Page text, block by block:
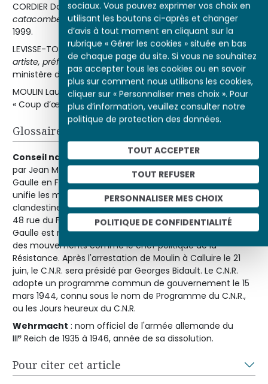
sociaux. Vous pouvez exprimer vos choix en
utilisant les boutons ci-après et changer
d’avis à tout moment en cliquant sur la
rubrique « Gérer les cookies » située en bas
de chaque page du site. Si vous ne souhaitez
pas accepter tous les cookies ou en savoir
plus sur comment nous utilisons les cookies,
cliquer sur « Personnaliser mes choix ». Pour
plus d’information, veuillez consulter notre
politique de protection des données.
TOUT ACCEPTER
TOUT REFUSER
PERSONNALISER MES CHOIX
POLITIQUE DE CONFIDENTIALITÉ
CORDIER Daniel,Jean Moulin : la République des
catacombes
, Paris, Gallimard, coll. « La suite des temps »,
1999.
LEVISSE-TOUZÉ Christine, VEILLON Dominique,Jean Moulin :
artiste, préfet, résistant (1899-1943), Paris, Tallandier /
ministère de la Défense, 2013.
MOULIN Laure,Jean Moulin, Paris, Presses de la Cité, coll.
« Coup d’œil », 1969.
Glossaire
Conseil national de la Résistance (C.N.R.): organisé
par Jean Moulin, représentant officiel du général de
Gaulle en France, le Conseil national de la Résistance
unifie les mouvements de résistances intérieures et
clandestines. Il se réunit la première fois le 27 mai 1943 au
48 rue du Four, à Paris, il est présidé par Jean Moulin. De
Gaulle est reconnu par l'ensemble des 17 représentants
des mouvements comme le chef politique de la
Résistance. Après l'arrestation de Moulin à Calluire le 21
juin, le C.N.R. sera présidé par Georges Bidault. Le C.N.R.
adopte un programme commun de gouvernement le 15
mars 1944, connu sous le nom de Programme du C.N.R.,
ou les Jours heureux du C.N.R.
Wehrmacht : nom officiel de l'armée allemande du
IIIe Reich de 1935 à 1946, année de sa dissolution.
Pour citer cet article